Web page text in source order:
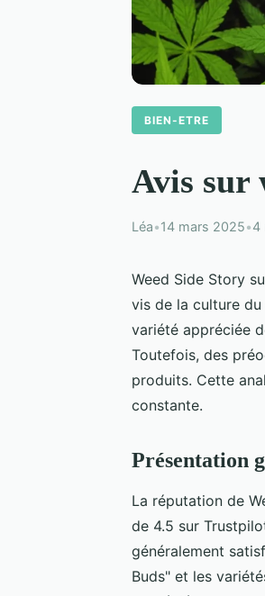
BIEN-ETRE
Avis sur
Léa•14 mars 2025•4
Weed Side Story
vis de la culture
variété appréciée
Toutefois, des
produits. Cette
constante.
Présentation
La réputation de
de 4.5 sur
généralement
Buds" et les